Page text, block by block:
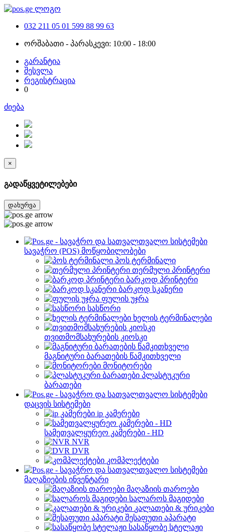
032 211 05 01 599 88 99 63
ორშაბათი - პარასკევი: 10:00 - 18:00
გარანტია
შესვლა
რეგისტრაცია
0
ძიება
×
გადაწყვეტილებები
დახურვა
სავაჭრო (POS) მოწყობილობები
პოს ტერმინალი
თერმული პრინტერი
ბარკოდ პრინტერი
ბარკოდ სკანერი
ფულის უჯრა
სასწორი
ხელის ტერმინალები
თვითმომსახურების კიოსკი
მაგნიტური ბარათების წამკითხველი
მონიტორები
პლასტუკური
ბარათები
დაცვის სისტემები
ip კამერები
სამეთვალყურეო კამერები - HD
NVR
DVR
კომპლექტები
მაღაზიების ინვენტარი
მაღაზიის თაროები
სალაროს მაგიდები
კალათები & ურიკები
შესაფუთი აპარატი
სასაწყობე სტელაჟი